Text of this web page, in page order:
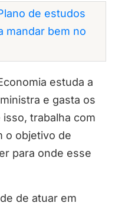
de estudos
mandar bem no
estuda a
e gasta os
trabalha com
o objetivo de
para onde esse
de atuar em